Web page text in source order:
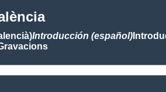
Introducción (español)